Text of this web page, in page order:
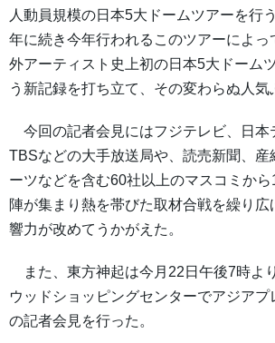
人動員規模の日本5大ドームツアーを行
年に続き今年行われるこのツアーによっ
外アーティスト史上初の日本5大ドーム
う新記録を打ち立て、その変わらぬ人気
今回の記者会見にはフジテレビ、日本
TBSなどの大手放送局や、読売新聞、産
ーツなどを含む60社以上のマスコミか
陣が集まり熱を帯びた取材合戦を繰り
響力が改めてうかがえた。
また、東方神起は今月22日午後7時よ
ウッドショッピングセンターでアジアプ
の記者会見を行った。